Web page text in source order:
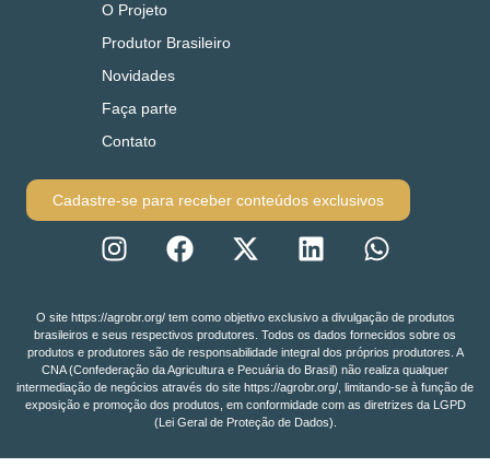
O Projeto
Produtor Brasileiro
Novidades
Faça parte
Contato
Cadastre-se para receber conteúdos exclusivos
O site https://agrobr.org/ tem como objetivo exclusivo a divulgação de produtos
brasileiros e seus respectivos produtores. Todos os dados fornecidos sobre os
produtos e produtores são de responsabilidade integral dos próprios produtores. A
CNA (Confederação da Agricultura e Pecuária do Brasil) não realiza qualquer
intermediação de negócios através do site https://agrobr.org/, limitando-se à função de
exposição e promoção dos produtos, em conformidade com as diretrizes da LGPD
(Lei Geral de Proteção de Dados).